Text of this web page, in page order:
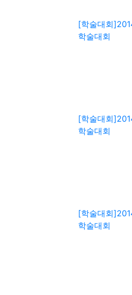
[학술대회]
학술대회
[학술대회]
학술대회
[학술대회]
학술대회